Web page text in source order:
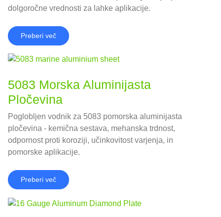
dolgoročne vrednosti za lahke aplikacije.
Preberi več
5083 Morska Aluminijasta
Pločevina
Poglobljen vodnik za 5083 pomorska aluminijasta
pločevina - kemična sestava, mehanska trdnost,
odpornost proti koroziji, učinkovitost varjenja, in
pomorske aplikacije.
Preberi več